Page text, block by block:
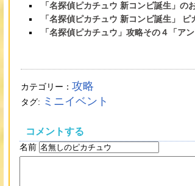
「名探偵ピカチュウ 新コンビ誕生」
「名探偵ピカチュウ 新コンビ誕生」
「名探偵ピカチュウ」攻略その４「ア
カテゴリー： 攻略
タグ: ミニイベント
コメントする
名前